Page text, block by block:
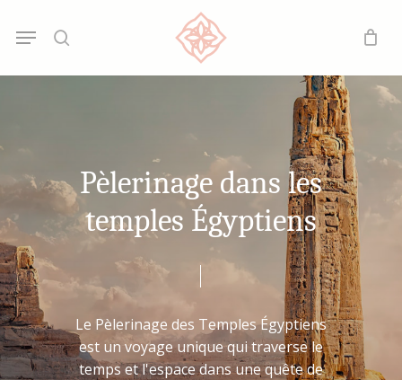
Menu
Pèlerinage dans les
temples Égyptiens
Le Pèlerinage des TemplesÉgyptiens
est un voyageuniquequi traversele
temps etl'espacedans unequêtede